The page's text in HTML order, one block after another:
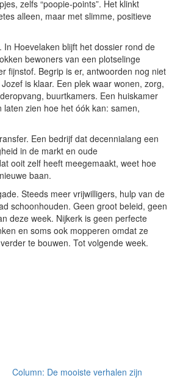
zelfs “poopie-points”. Het klinkt
alleen, maar met slimme, positieve
Hoevelaken blijft het dossier rond de
bewoners van een plotselinge
fijnstof. Begrip is er, antwoorden nog niet
is klaar. Een plek waar wonen, zorg,
buurtkamers. Een huiskamer
zien hoe het óók kan: samen,
Een bedrijf dat decennialang een
in de markt en oude
ooit zelf heeft meegemaakt, weet hoe
baan.
Steeds meer vrijwilligers, hulp van de
schoonhouden. Geen groot beleid, geen
deze week. Nijkerk is geen perfecte
en soms ook mopperen omdat ze
te bouwen. Tot volgende week.
Column: De mooiste verhalen zijn